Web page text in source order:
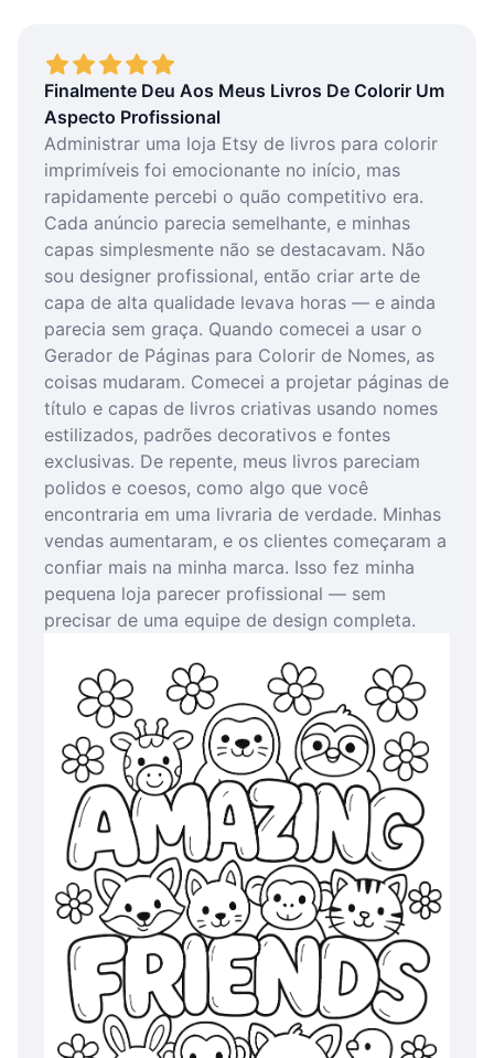
Finalmente Deu Aos Meus Livros De Colorir Um
Aspecto Profissional
Administrar uma loja Etsy de livros para colorir
imprimíveis foi emocionante no início, mas
rapidamente percebi o quão competitivo era.
Cada anúncio parecia semelhante, e minhas
capas simplesmente não se destacavam. Não
sou designer profissional, então criar arte de
capa de alta qualidade levava horas — e ainda
parecia sem graça. Quando comecei a usar o
Gerador de Páginas para Colorir de Nomes, as
coisas mudaram. Comecei a projetar páginas de
título e capas de livros criativas usando nomes
estilizados, padrões decorativos e fontes
exclusivas. De repente, meus livros pareciam
polidos e coesos, como algo que você
encontraria em uma livraria de verdade. Minhas
vendas aumentaram, e os clientes começaram a
confiar mais na minha marca. Isso fez minha
pequena loja parecer profissional — sem
precisar de uma equipe de design completa.